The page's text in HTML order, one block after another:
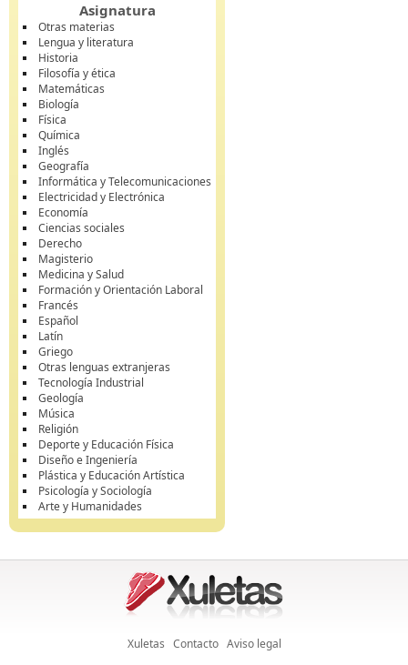
Asignatura
Otras materias
Lengua y literatura
Historia
Filosofía y ética
Matemáticas
Biología
Física
Química
Inglés
Geografía
Informática y Telecomunicaciones
Electricidad y Electrónica
Economía
Ciencias sociales
Derecho
Magisterio
Medicina y Salud
Formación y Orientación Laboral
Francés
Español
Latín
Griego
Otras lenguas extranjeras
Tecnología Industrial
Geología
Música
Religión
Deporte y Educación Física
Diseño e Ingeniería
Plástica y Educación Artística
Psicología y Sociología
Arte y Humanidades
Xuletas Contacto Aviso legal